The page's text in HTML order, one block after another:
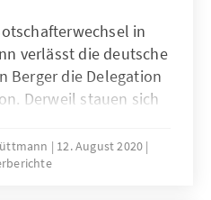
in
verlässt die deutsche
Berger die Delegation
Derweil stauen sich
Türkei zunehmend
täglich mehr. Zeit für
12. August 2020